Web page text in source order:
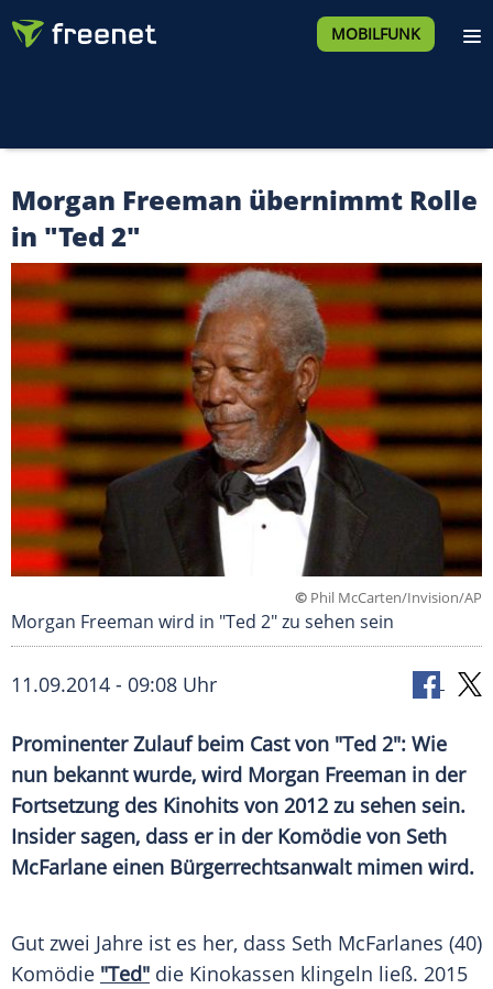
MOBILFUNK
Morgan Freeman übernimmt Rolle
in "Ted 2"
© Phil McCarten/Invision/AP
Morgan Freeman wird in "Ted 2" zu sehen sein
11.09.2014 - 09:08 Uhr
Prominenter Zulauf beim Cast von "Ted 2": Wie
nun bekannt wurde, wird Morgan Freeman in der
Fortsetzung des Kinohits von 2012 zu sehen sein.
Insider sagen, dass er in der Komödie von Seth
McFarlane einen Bürgerrechtsanwalt mimen wird.
Gut zwei Jahre ist es her, dass Seth McFarlanes (40)
Komödie "Ted" die Kinokassen klingeln ließ. 2015